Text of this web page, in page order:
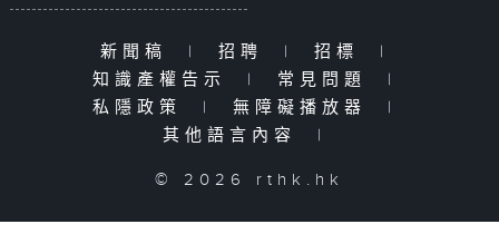
新聞稿 | 招聘 | 招標
|
知識產權告示
| 常見問題
|
私隱政策
| 無障礙播放器
|
其他語言內容
|
© 2026 rthk.hk